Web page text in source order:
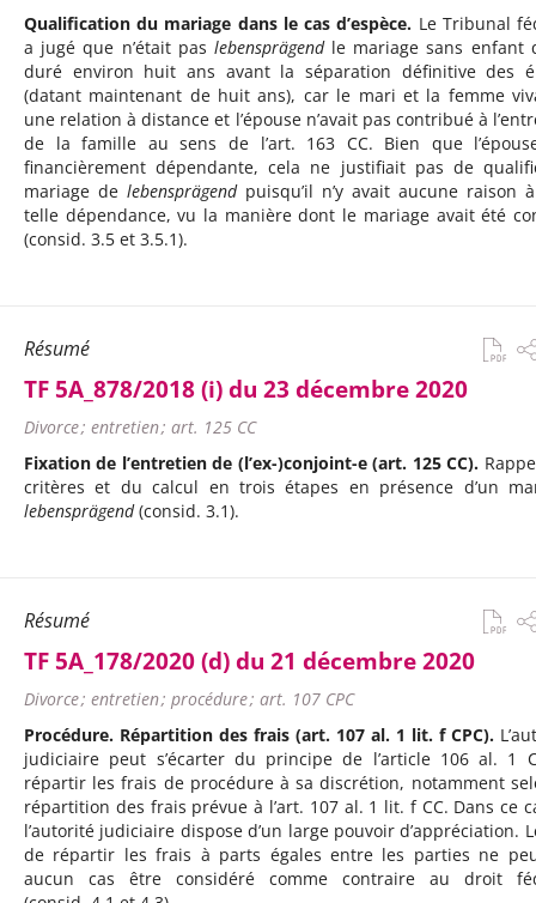
Qualification du mariage dans le cas d’espèce. Le Tribunal
a jugé que n’était pas lebensprägend le mariage sans enfant
duré environ huit ans avant la séparation définitive des
(datant maintenant de huit ans), car le mari et la femme
une relation à distance et l’épouse n’avait pas contribué à
de la famille au sens de l’art. 163 CC. Bien que
financièrement dépendante, cela ne justifiait pas de
mariage de lebensprägendpuisqu’il n’y avait aucune raison
telle dépendance, vu la manière dont le mariage avait été
(consid. 3.5 et 3.5.1).
Résumé
TF 5A_878/2018 (i) du 23 décembre 2020
Divorce ; entretien ; art. 125 CC
Fixation de l’entretien de (l’ex-)conjoint-e (art. 125 CC).
critères et du calcul en trois étapes en présence d’un
lebensprägend(consid. 3.1).
Résumé
TF 5A_178/2020 (d) du 21 décembre 2020
Divorce ; entretien ; procédure ; art. 107 CPC
Procédure. Répartition des frais (art. 107 al. 1 lit. f CPC).
judiciaire peut s’écarter du principe de l’article 106 al. 1
répartir les frais de procédure à sa discrétion, notamment
répartition des frais prévue à l’art. 107 al. 1 lit. f CC. Dans ce
l’autorité judiciaire dispose d’un large pouvoir d’appréciation.
de répartir les frais à parts égales entre les parties ne
aucun cas être considéré comme contraire au droit